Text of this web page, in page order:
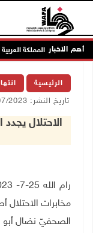
أهم الاخبار
على المملكة العربية
الرئيسية
تاريخ النشر: 25/07/2023 03:23 م
الاحتلال
مخابرات الاحتلال